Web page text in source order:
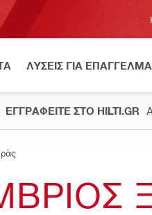
ΛΥΣΕΙΣ ΓΙΑ
ΕΓΓΡΑΦΕΙΤΕ ΣΤΟ HILTI.GR